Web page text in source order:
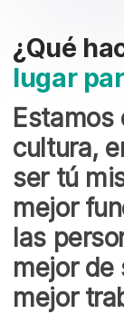
¿Qué
lugar
Estamos
cultura,
ser tú
mejor
las
mejor de
mejor